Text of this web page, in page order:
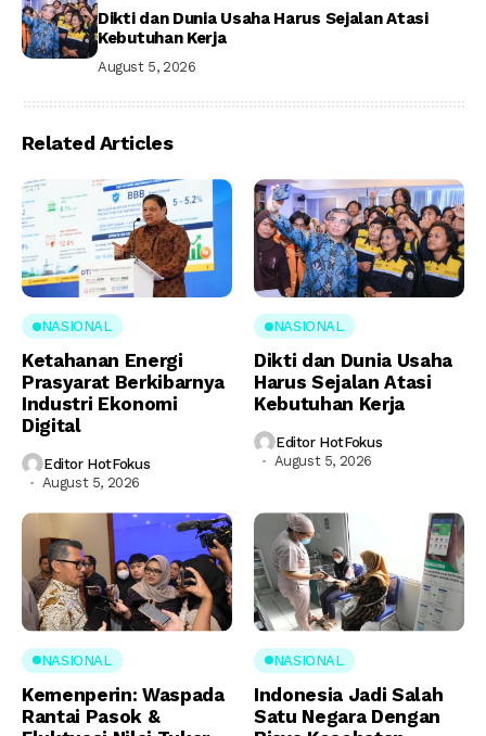
Dikti dan Dunia Usaha Harus Sejalan Atasi
Kebutuhan Kerja
August 5, 2026
Related Articles
NASIONAL
Ketahanan Energi
Prasyarat Berkibarnya
Industri Ekonomi
Digital
Editor HotFokus
August 5, 2026
NASIONAL
Dikti dan Dunia Usaha
Harus Sejalan Atasi
Kebutuhan Kerja
Editor HotFokus
August 5, 2026
NASIONAL
Kemenperin: Waspada
Rantai Pasok &
NASIONAL
Indonesia Jadi Salah
Satu Negara Dengan